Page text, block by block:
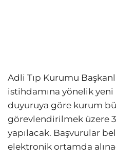
Adli Tıp Kurumu
istihdamına yönelik yeni
duyuruya göre kurum
görevlendirilmek üzere
yapılacak. Başvurular
elektronik ortamda